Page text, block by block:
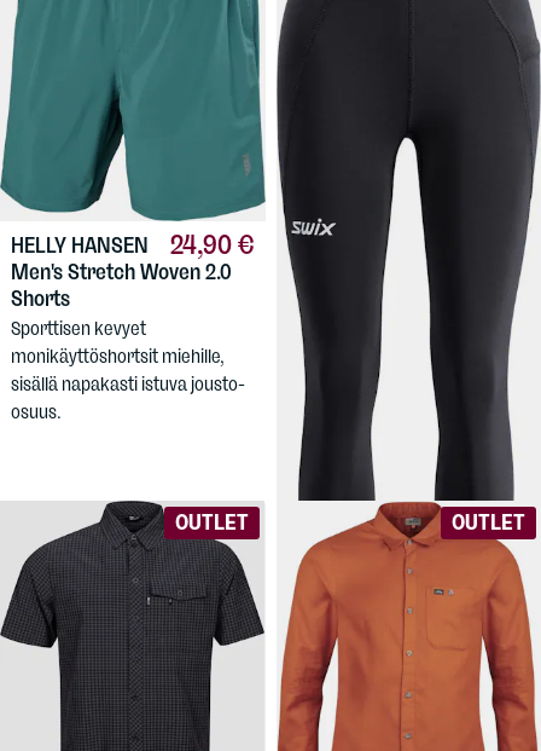
24,90 €
HELLY HANSEN
Men's Stretch Woven 2.0
Shorts
Sporttisen kevyet
monikäyttöshortsit miehille,
sisällä napakasti istuva jousto-
osuus.
34,90 €
SWIX
Women's
Pace High Waist Cropped
Tights
Naisten juoksutrikoot, korkea
vyötärö ja muodikkaan lyhyet
lahkeet. Laatuvalinta!
OUTLET OUTLET